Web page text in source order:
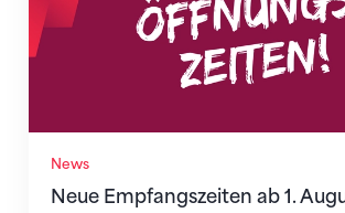
News
Neue Empfangszeiten ab 1.